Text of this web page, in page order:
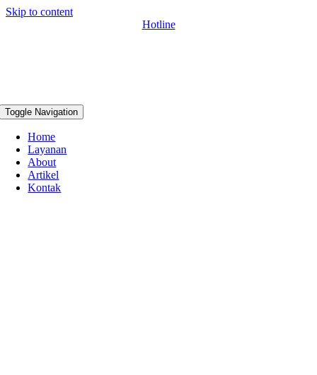
Skip to content
Hotline
Toggle Navigation
Home
Layanan
About
Artikel
Kontak